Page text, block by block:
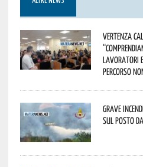
Vertenza
lavoratori
percorso
Grave
sul posto